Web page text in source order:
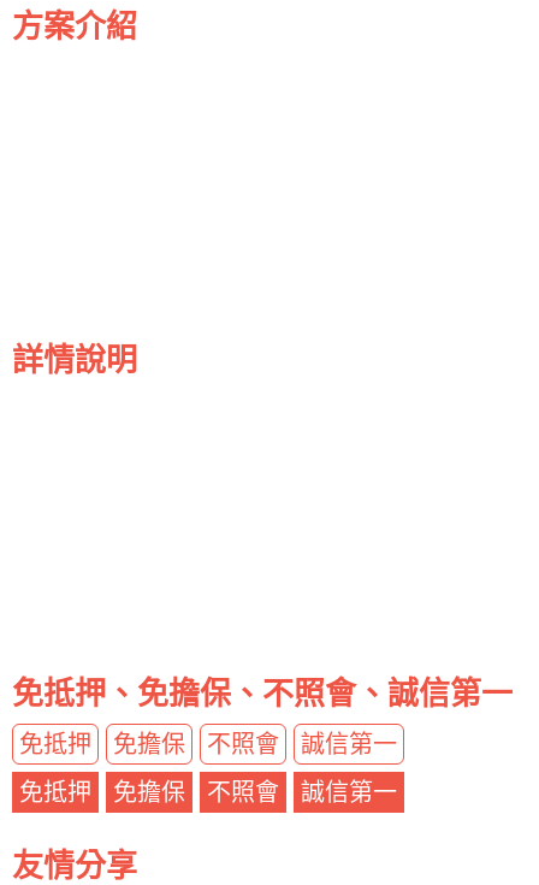
方案介紹
詳情說明
免抵押、免擔保、不照會、誠信第一
免抵押 免擔保 不照會
誠信第一
免抵押
免擔保 不照會 誠信第一
友情分享